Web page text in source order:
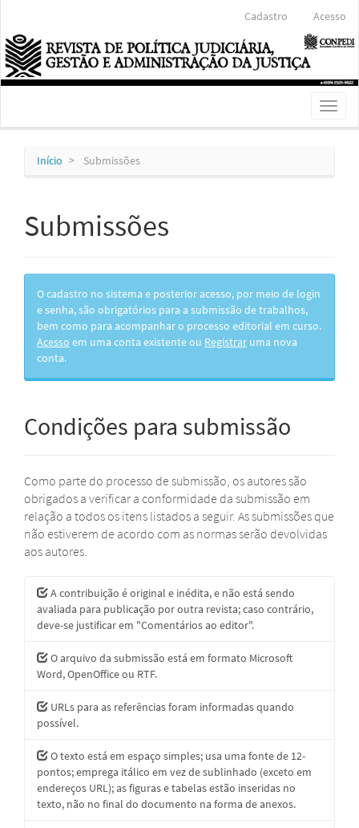
Conteúdo
principal
Barra
Lateral
Cadastro Acesso
Toggle
Início Submissões
Submissões
O cadastro no sistema e posterior acesso, por meio de login
e senha, são obrigatórios para a submissão de trabalhos,
bem como para acompanhar o processo editorial em curso.
Acesso em uma conta existente ou Registrar uma nova
conta.
Condições para submissão
Como parte do processo de submissão, os autores são
obrigados a verificar a conformidade da submissão em
relação a todos os itens listados a seguir. As submissões que
não estiverem de acordo com as normas serão devolvidas
aos autores.
A contribuição é original e inédita, e não está sendo
avaliada para publicação por outra revista; caso contrário,
deve-se justificar em "Comentários ao editor".
O arquivo da submissão está em formato Microsoft
Word, OpenOffice ou RTF.
URLs para as referências foram informadas quando
possível.
O texto está em espaço simples; usa uma fonte de 12-
pontos; emprega itálico em vez de sublinhado (exceto em
endereços URL); as figuras e tabelas estão inseridas no
texto, não no final do documento na forma de anexos.